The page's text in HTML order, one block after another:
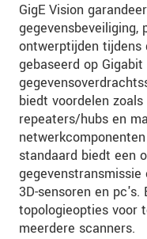
GigE Vision
ontwerptijden tijdens
gebaseerd op
biedt voordelen
repeaters/hubs en
standaard biedt een
3D-sensoren en
topologieopties voor
meerdere scanners.